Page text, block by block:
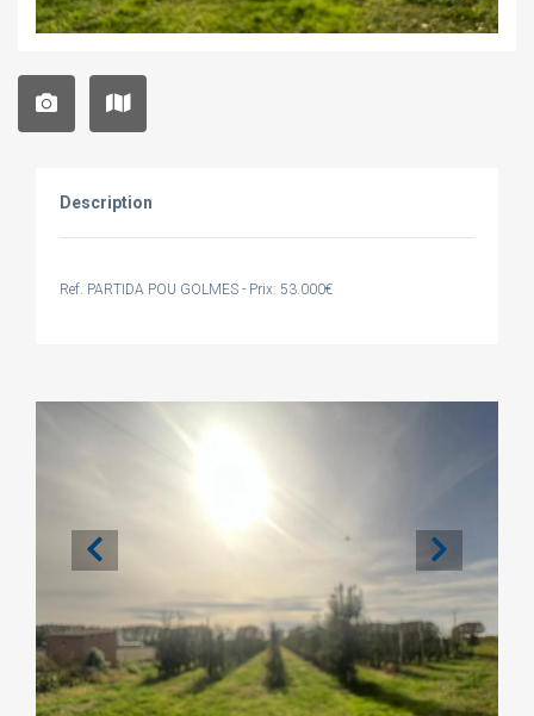
Description
Ref. PARTIDA POU GOLMES - Prix: 53.000€